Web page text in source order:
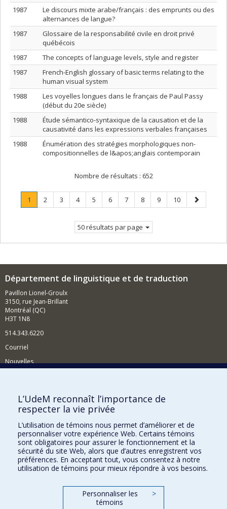
1987
Le discours mixte arabe/français : des emprunts ou des
alternances de langue?
1987
Glossaire de la responsabilité civile en droit privé
québécois
1987
The concepts of language levels, style and register
1987
French-English glossary of basic terms relating to the
human visual system
1988
Les voyelles longues dans le français de Paul Passy
(début du 20e siècle)
1988
Étude sémantico-syntaxique de la causation et de la
causativité dans les expressions verbales françaises
1988
Énumération des stratégies morphologiques non-
compositionnelles de l&apos;anglais contemporain
Nombre de résultats : 652
Page
1
Page
Page
2 Page
3 Page
4 Page
5 Page
6 Page
7 Page
8 Page
9 Page
10
Page
suivante
50 résultats par page
Département de linguistique et de traduction
Pavillon Lionel-Groulx
3150, rue Jean-Brillant
Montréal (QC)
H3T 1N8
514.343.6220
Courriel
Nouvelles
Comment soutenir le Département?
BESOIN D'AIDE?
Plan du site
Signaler une erreur
Accessibilité
FACULTÉ DES ARTS ET DES SCIENCES
Nos départements et écoles
L’UdeM reconnaît l’importance de
respecter la vie privée
L’utilisation de témoins nous permet d’améliorer et de
personnaliser votre expérience Web. Certains témoins
sont obligatoires pour assurer le fonctionnement et la
sécurité du site Web, alors que d’autres enregistrent vos
préférences. En acceptant tout, vous consentez à notre
utilisation de témoins pour mieux répondre à vos besoins.
Personnaliser les
témoins
>